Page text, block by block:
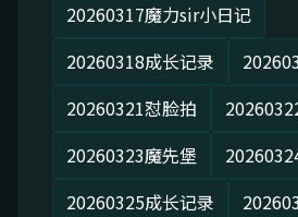
20260317魔力sir小日记
20260318成长记录
20260321怼脸拍
20260323魔先堡
20260325成长记录